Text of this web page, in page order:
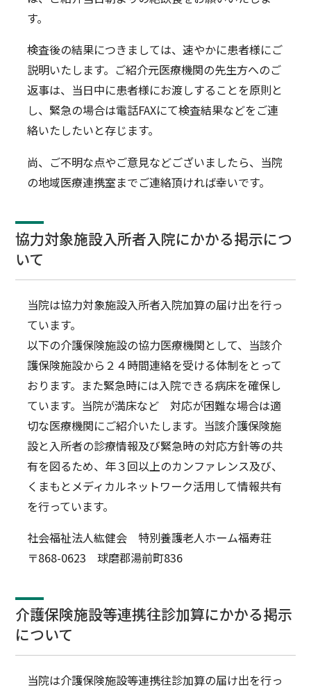
す。
検査後の結果につきましては、速やかに患者様にご
説明いたします。ご紹介元医療機関の先生方へのご
返事は、当日中に患者様にお渡しすることを原則と
し、緊急の場合は電話FAXにて検査結果などをご連
絡いたしたいと存じます。
尚、ご不明な点やご意見などございましたら、当院
の地域医療連携室までご連絡頂ければ幸いです。
協力対象施設入所者入院にかかる掲示につ
いて
当院は協力対象施設入所者入院加算の届け出を行っ
ています。
以下の介護保険施設の協力医療機関として、当該介
護保険施設から２４時間連絡を受ける体制をとって
おります。また緊急時には入院できる病床を確保し
ています。当院が満床など 対応が困難な場合は適
切な医療機関にご紹介いたします。当該介護保険施
設と入所者の診療情報及び緊急時の対応方針等の共
有を図るため、年３回以上のカンファレンス及び、
くまもとメディカルネットワーク活用して情報共有
を行っています。
社会福祉法人紘健会 特別養護老人ホーム福寿荘
〒868-0623 球磨郡湯前町836
介護保険施設等連携往診加算にかかる掲示
について
当院は介護保険施設等連携往診加算の届け出を行っ